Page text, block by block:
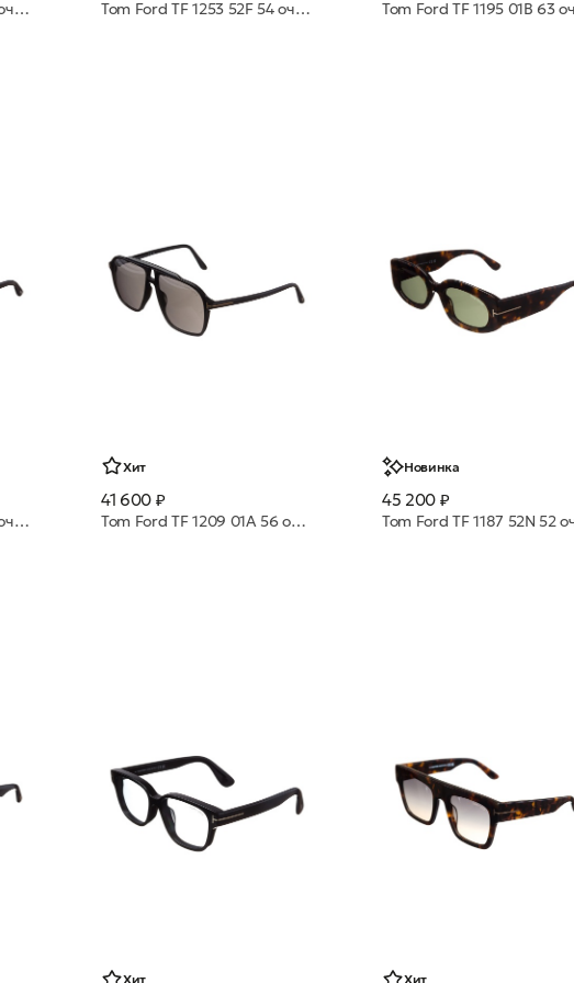
Tom Ford TF 1177 01A 59 очки с/з Tom Ford TF 1253 52F 54 очки с/з
Tom Ford TF 1179 01D 54 очки с/з
Хит
41 600 ₽
Tom Ford TF 1209 01A 56 очки с/з
Новинка
45 200 ₽
Хит Хит